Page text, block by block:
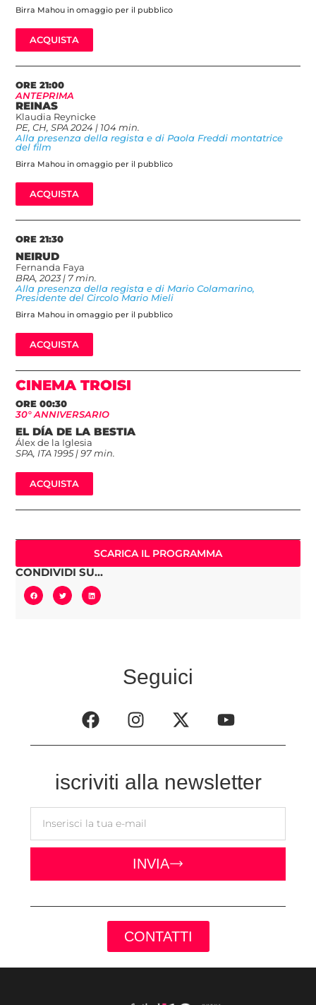
SCARICA IL PROGRAMMA
CONDIVIDI SU...
Birra Mahou in omaggio per il pubblico
ACQUISTA
ORE 21:00
ANTEPRIMA
REINAS
Klaudia Reynicke
PE, CH, SPA 2024 | 104 min.
Alla presenza della regista e di Paola Freddi montatrice
del film
Birra Mahou in omaggio per il pubblico
ACQUISTA
ORE 21:30
NEIRUD
Fernanda Faya
BRA, 2023 | 7 min.
Alla presenza della regista e di Mario Colamarino,
Presidente del Circolo Mario Mieli
Birra Mahou in omaggio per il pubblico
ACQUISTA
CINEMA TROISI
ORE 00:30
30° ANNIVERSARIO
EL DÍA DE LA BESTIA
Álex de la Iglesia
SPA, ITA 1995 | 97 min.
ACQUISTA
Seguici
iscriviti alla newsletter
INVIA
CONTATTI